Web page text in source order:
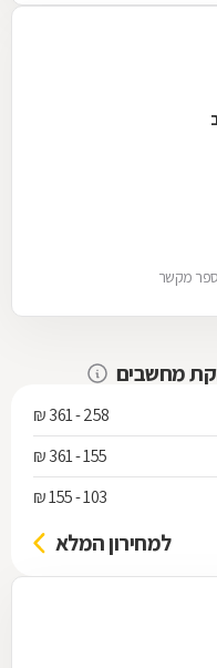
מקשר
מחשבים
258 - 361 ₪
155 - 361 ₪
103 - 155 ₪
למחירון המלא